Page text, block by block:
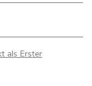
als Erster